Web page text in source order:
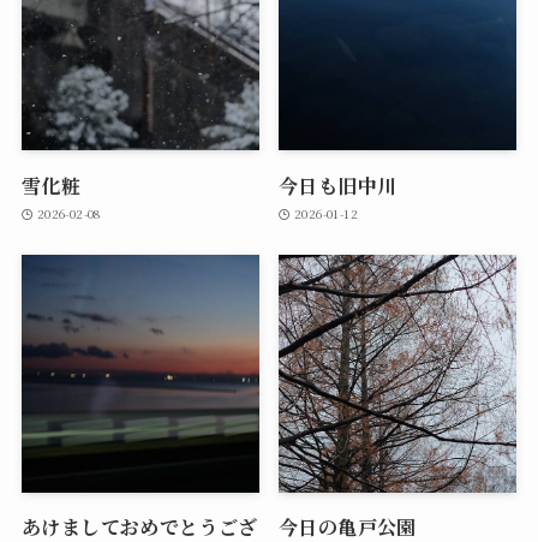
雪化粧
2026-02-08
今日も旧中川
2026-01-12
あけましておめでとうござ
今日の亀戸公園